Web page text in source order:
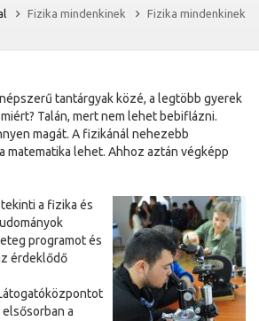
Fizika mindenkinek Fizika mindenkinek
tantárgyak közé, a legtöbb gyerek
Talán, mert nem lehet bebiflázni.
magát. A fizikánál nehezebb
matematika lehet. Ahhoz aztán végképp
a fizika és
programot és
érdeklődő
a